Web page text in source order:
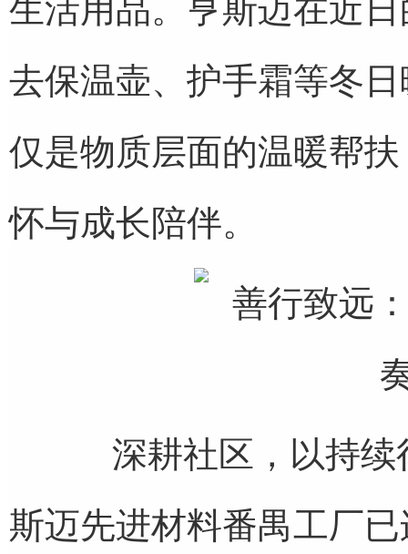
生活用品。亨斯迈在近
去保温壶、护手霜等冬
仅是物质层面的温暖帮
怀与成长陪伴。
深耕社区，以持续
斯迈先进材料番禺工厂